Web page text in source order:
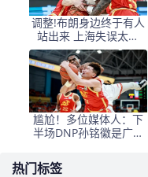
调整!布朗身边终于有人
站出来 上海失误太多
+犯规困扰
尴尬！多位媒体人：下
半场DNP孙铭徽是广厦
热门标签